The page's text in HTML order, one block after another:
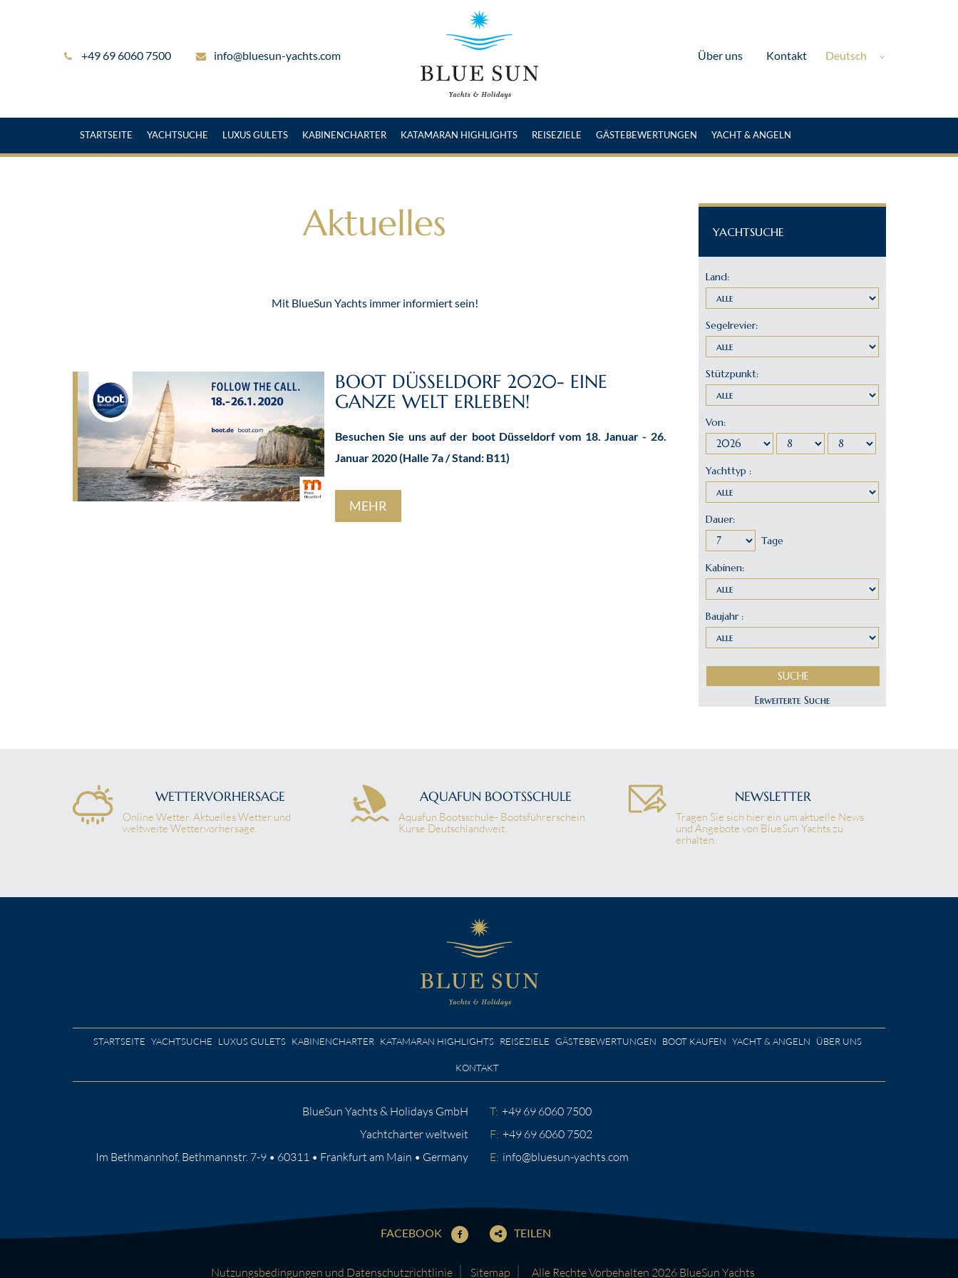
+49 69 6060 7500 info@bluesun-yachts.com Über uns Kontakt Deutsch
STARTSEITE YACHTSUCHE LUXUS GULETS KABINENCHARTER KATAMARAN HIGHLIGHTS REISEZIELE GÄSTEBEWERTUNGEN YACHT & ANGELN
Aktuelles
Mit BlueSun Yachts immer informiert sein!
BOOT DÜSSELDORF 2020- EINE
GANZE WELT ERLEBEN!
Besuchen Sie uns auf der boot Düsseldorf vom 18. Januar - 26.
Januar 2020 (Halle 7a / Stand: B11)
MEHR
WETTERVORHERSAGE
Online Wetter. Aktuelles Wetter und
weltweite Wettervorhersage.
AQUAFUN BOOTSSCHULE
Aquafun Bootsschule- Bootsführerschein
Kurse Deutschlandweit.
NEWSLETTER
Tragen Sie sich hier ein um aktuelle News
und Angebote von BlueSun Yachts zu
erhalten.
STARTSEITE YACHTSUCHE LUXUS GULETS KABINENCHARTER KATAMARAN HIGHLIGHTS REISEZIELE GÄSTEBEWERTUNGEN BOOT KAUFEN YACHT & ANGELN ÜBER UNS
KONTAKT
BlueSun Yachts & Holidays GmbH
Yachtcharter weltweit
Im Bethmannhof, Bethmannstr. 7-9 • 60311 • Frankfurt am Main • Germany
T: +49 69 6060 7500
F: +49 69 6060 7502
E: info@bluesun-yachts.com
FACEBOOK TEILEN
Nutzungsbedingungen und Datenschutzrichtlinie Sitemap Alle Rechte Vorbehalten 2026 BlueSun Yachts